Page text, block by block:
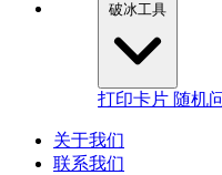
破冰工具
打印卡片 随机
关于我们
联系我们